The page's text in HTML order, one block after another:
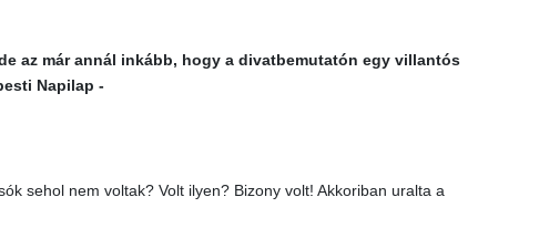
az már annál inkább, hogy a divatbemutatón egy villantós
Napilap -
sehol nem voltak? Volt ilyen? Bizony volt! Akkoriban uralta a